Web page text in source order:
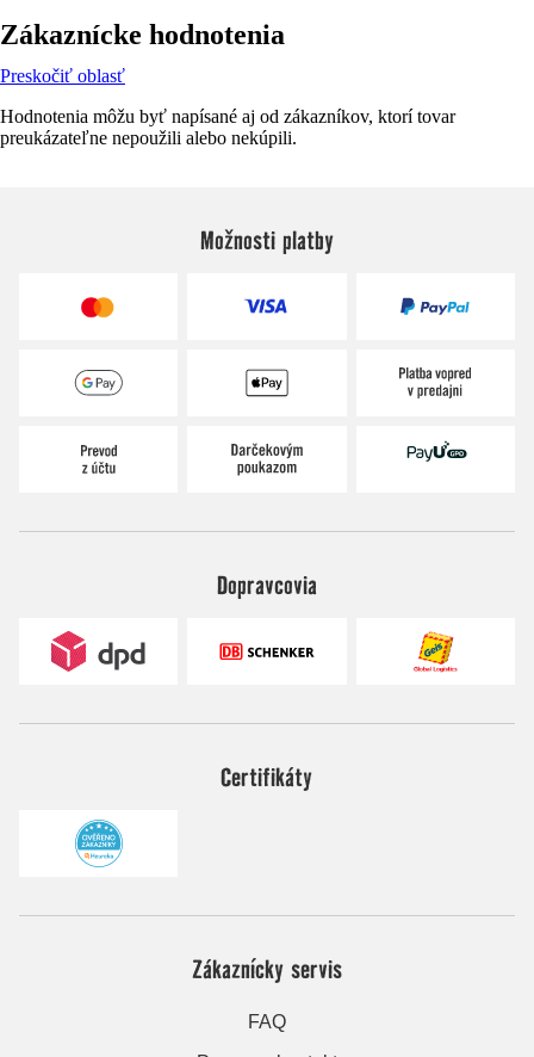
Zákaznícke hodnotenia
Preskočiť oblasť
Hodnotenia môžu byť napísané aj od zákazníkov, ktorí tovar
preukázateľne nepoužili alebo nekúpili.
Možnosti platby
Dopravcovia
Certifikáty
Zákaznícky servis
FAQ